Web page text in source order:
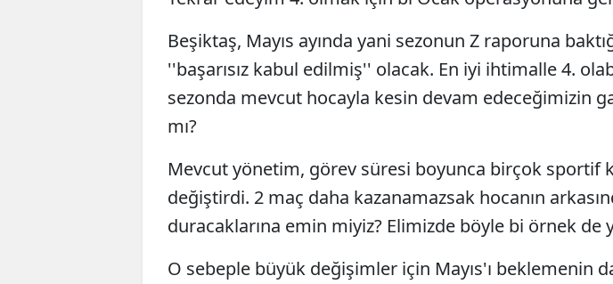
Beşiktaş, Mayıs ayında yani sezonun Z raporuna
''başarısız kabul edilmiş'' olacak. En iyi ihtimalle 4.
sezonda mevcut hocayla kesin devam edeceğimizin
mı?
Mevcut yönetim, görev süresi boyunca birçok sportif
değiştirdi. 2 maç daha kazanamazsak hocanın
duracaklarına emin miyiz? Elimizde böyle bi örnek de
O sebeple büyük değişimler için Mayıs'ı beklemenin